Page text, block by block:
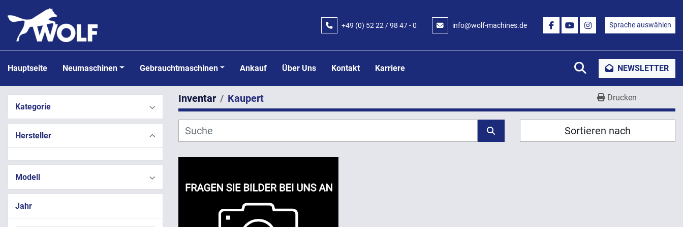
+49 (0) 52 22 / 98 47 - 0 info@wolf-machines.de
FACEBOOK
YOUTUBEINSTAGRAM
Sprache auswählen
Hauptseite Neumaschinen Gebrauchtmaschinen Ankauf Über Uns Kontakt Karriere SucheNEWSLETTER
Kategorie
Hersteller
Modell
Jahr
Inventar Kaupert Drucken
Sortieren nach